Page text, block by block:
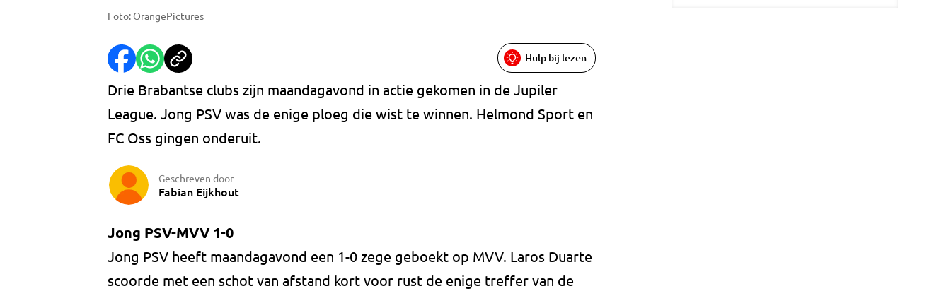
Foto: OrangePictures
Hulp bij lezen
Drie Brabantse clubs zijn maandagavond in actie gekomen in de Jupiler
League. Jong PSV was de enige ploeg die wist te winnen. Helmond Sport en
FC Oss gingen onderuit.
Geschreven door
Fabian Eijkhout
Jong PSV-MVV 1-0
Jong PSV heeft maandagavond een 1-0 zege geboekt op MVV. Laros Duarte
scoorde met een schot van afstand kort voor rust de enige treffer van de